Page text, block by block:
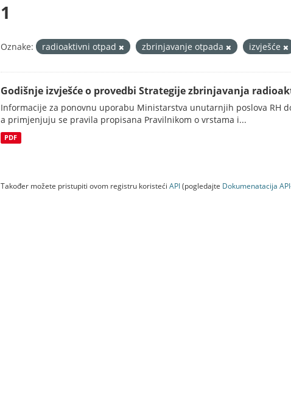
1
Oznake: radioaktivni otpad zbrinjavanje otpada izvješće
Godišnje izvješće o provedbi Strategije zbrinjavanja
Informacije za ponovnu uporabu Ministarstva unutarnjih poslova RH
a primjenjuju se pravila propisana Pravilnikom o vrstama i...
PDF
Također možete pristupiti ovom registru koristeći API(pogledajte Dokumenаtаcijа